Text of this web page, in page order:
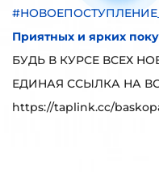
Приятных и ярких
БУДЬ В КУРСЕ ВСЕХ
ЕДИНАЯ ССЫЛКА НА
https://taplink.cc/